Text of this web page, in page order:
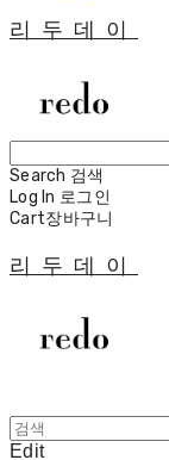
리두데이
Search 검색
Log In 로그인
Cart장바구니
리두데이
Edit